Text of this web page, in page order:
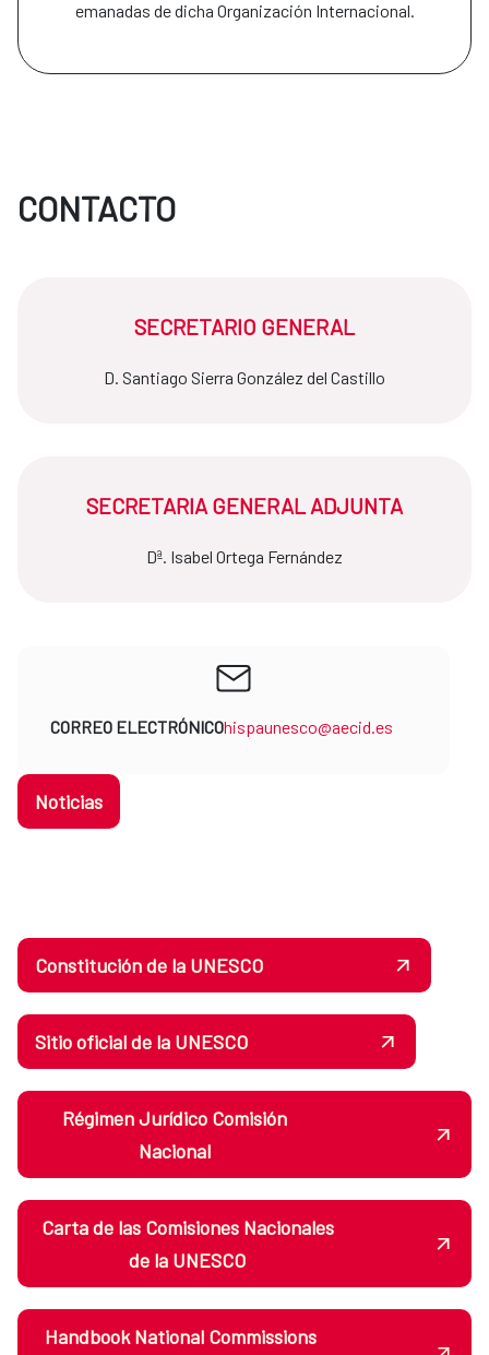
emanadas de dicha Organización Internacional.
CONTACTO
SECRETARIO GENERAL
D. Santiago Sierra González del Castillo
SECRETARIA GENERAL ADJUNTA
Dª. Isabel Ortega Fernández
CORREO ELECTRÓNICOhispaunesco@aecid.es
Noticias
Constitución de la UNESCO
Sitio oficial de la UNESCO
Régimen Jurídico Comisión
Nacional
Carta de las Comisiones Nacionales
de la UNESCO
Handbook National Commissions